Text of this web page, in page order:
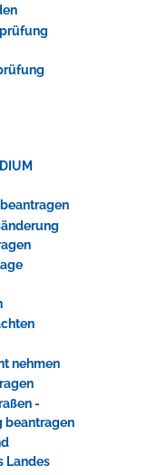
nehmen
-
beantragen
Landes